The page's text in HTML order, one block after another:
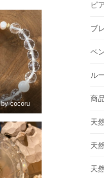
cocoru
ピ
ブ
ペ
ル
商
天
天
天